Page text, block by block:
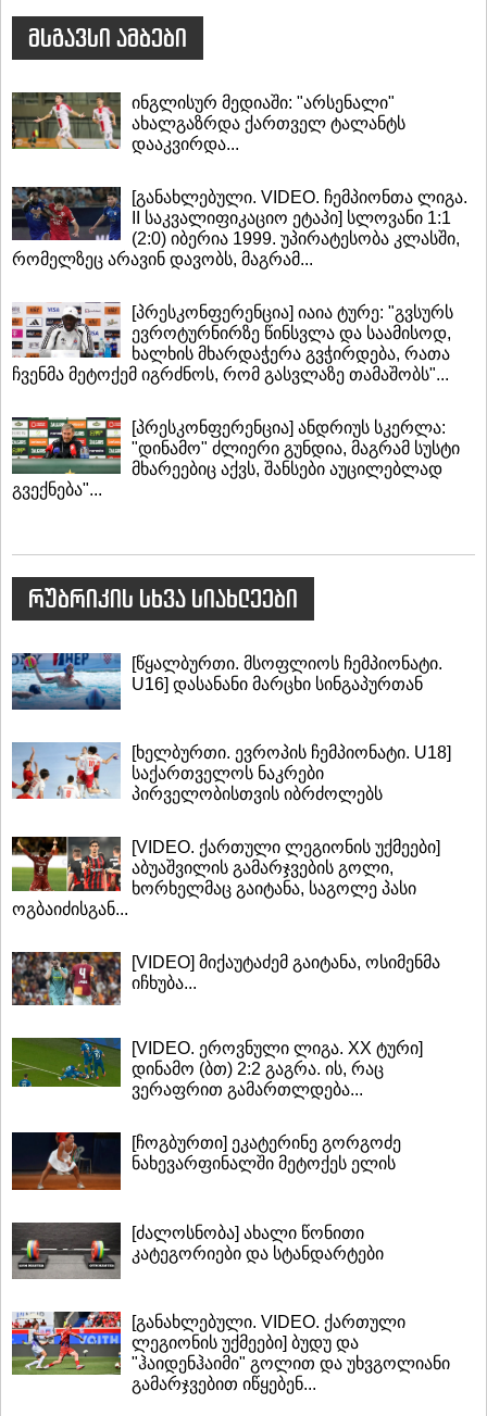
მსგავსი ამბები
ინგლისურ მედიაში: "არსენალი"
ახალგაზრდა ქართველ ტალანტს
დააკვირდა...
[განახლებული. VIDEO. ჩემპიონთა ლიგა.
II საკვალიფიკაციო ეტაპი] სლოვანი 1:1
(2:0) იბერია 1999. უპირატესობა კლასში,
რომელზეც არავინ დავობს, მაგრამ...
[პრესკონფერენცია] იაია ტურე: "გვსურს
ევროტურნირზე წინსვლა და საამისოდ,
ხალხის მხარდაჭერა გვჭირდება, რათა
ჩვენმა მეტოქემ იგრძნოს, რომ გასვლაზე თამაშობს"...
[პრესკონფერენცია] ანდრიუს სკერლა:
"დინამო" ძლიერი გუნდია, მაგრამ სუსტი
მხარეებიც აქვს, შანსები აუცილებლად
გვექნება"...
რუბრიკის სხვა სიახლეები
[წყალბურთი. მსოფლიოს ჩემპიონატი.
U16] დასანანი მარცხი სინგაპურთან
[ხელბურთი. ევროპის ჩემპიონატი. U18]
საქართველოს ნაკრები
პირველობისთვის იბრძოლებს
[VIDEO. ქართული ლეგიონის უქმეები]
აბუაშვილის გამარჯვების გოლი,
ხორხელმაც გაიტანა, საგოლე პასი
ოგბაიძისგან...
[VIDEO] მიქაუტაძემ გაიტანა, ოსიმენმა
იჩხუბა...
[VIDEO. ეროვნული ლიგა. XX ტური]
დინამო (ბთ) 2:2 გაგრა. ის, რაც
ვერაფრით გამართლდება...
[ჩოგბურთი] ეკატერინე გორგოძე
ნახევარფინალში მეტოქეს ელის
[ძალოსნობა] ახალი წონითი
კატეგორიები და სტანდარტები
[განახლებული. VIDEO. ქართული
ლეგიონის უქმეები] ბუდუ და
"ჰაიდენჰაიმი" გოლით და უხვგოლიანი
გამარჯვებით იწყებენ...